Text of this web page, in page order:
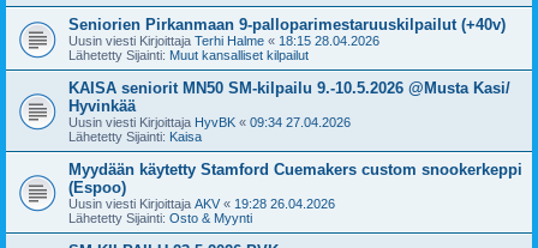
Seniorien Pirkanmaan 9-palloparimestaruuskilpailut (+40v)
Uusin viesti Kirjoittaja Terhi Halme « 18:15 28.04.2026
Lähetetty Sijainti: Muut kansalliset kilpailut
KAISA seniorit MN50 SM-kilpailu 9.-10.5.2026 @Musta Kasi/
Hyvinkää
Uusin viesti Kirjoittaja HyvBK « 09:34 27.04.2026
Lähetetty Sijainti: Kaisa
Myydään käytetty Stamford Cuemakers custom snookerkeppi
(Espoo)
Uusin viesti Kirjoittaja AKV « 19:28 26.04.2026
Lähetetty Sijainti: Osto & Myynti